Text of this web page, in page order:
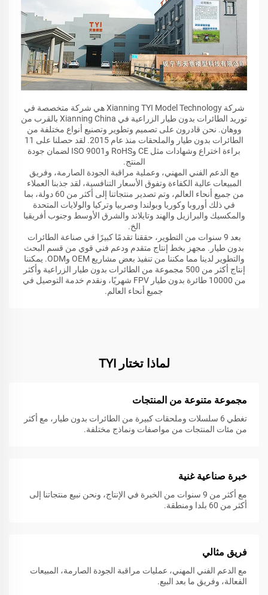
شركة Xianning TYI Model Technology هي شركة متخصصة في
توريد الطائرات بدون طيار الزراعية في Xianning China بالقرب من
ووهان. نحن قادرون على تصميم وتطوير وتصنيع أنواع مختلفة من
الطائرات بدون طيار والملحقات منذ عام 2015. لقد حصلنا على 11
براءة اختراع وشهادات مثل CE وRoHS وISO 9001 لضمان جودة
المنتج.
مع الدعم الفني المهني، وعملية مراقبة الجودة الصارمة، وفريق
المبيعات عالية الكفاءة وتفوق الأسعار التنافسية، لقد جذبنا العملاء
من جميع أنحاء العالم، وتم تصدير منتجاتنا إلى أكثر من 60 دولة، بما
في ذلك أوروبا وكوريا وبولندا وصربيا وتركيا والولايات المتحدة
والمكسيك والبرازيل والهند وتايلاند والشرق الأوسط وجنوب أفريقيا
الخ.
بعد 9 سنوات من التطوير، حققنا تقدمًا كبيرًا في صناعة الطائرات
بدون طيار. مجهز بخط إنتاج متقدم ودعم فني قوي من قسم البحث
والتطوير لدينا مما مكننا من تنفيذ بعض مشاريع OEM وODM. يمكننا
إنتاج أكثر من 500 مجموعة من الطائرات بدون طيار الزراعية وأكثر
من 10000 طائرة بدون طيار FPV شهريًا، ونقدم خدمة التوصيل في
جميع أنحاء العالم.
لماذا تختار TYI
مجموعة متنوعة من المنتجات
تغطي 6 سلسلات وملحقات كبيرة من الطائرات بدون طيار، مع أكثر
من مئات المنتجات من مواصفات ونماذج مختلفة.
خبرة صناعية غنية
مع أكثر من 9 سنوات من الخبرة في الإنتاج، ونحن نبيع منتجاتنا إلى
أكثر من 60 بلدا ومنطقة.
فريق مثالي
مع الدعم الفني المهني، عمليات مراقبة الجودة الصارمة، المبيعات
الفعالة، وفريق ما بعد البيع.